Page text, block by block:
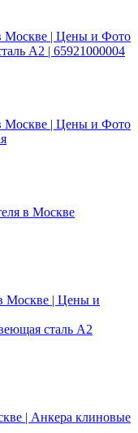
A2 | 65921000004
сталь A2